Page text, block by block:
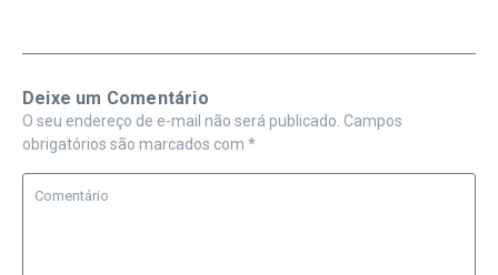
Deixe um Comentário
O seu endereço de e-mail não será publicado. Campos
obrigatórios são marcados com *